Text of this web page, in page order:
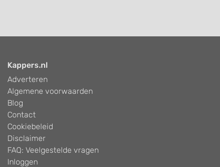
Kappers.nl
Adverteren
Algemene voorwaarden
Blog
Contact
Cookiebeleid
Disclaimer
FAQ: Veelgestelde vragen
Inloggen